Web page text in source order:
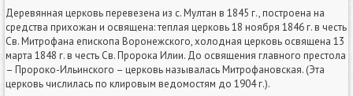
Деревянная церковь перевезена из с. Мултан в 1845 г., построена на
средства прихожан и освящена: теплая церковь 18 ноября 1846 г. в честь
Св. Митрофана епископа Воронежского, холодная церковь освящена 13
марта 1848 г. в честь Св. Пророка Илии. До освящения главного престола
– Пророко-Ильинского – церковь называлась Митрофановская. (Эта
церковь числилась по клировым ведомостям до 1904 г.).